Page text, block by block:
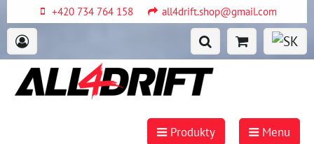
+420 734 764 158 all4drift.shop@gmail.com
Produkty Menu